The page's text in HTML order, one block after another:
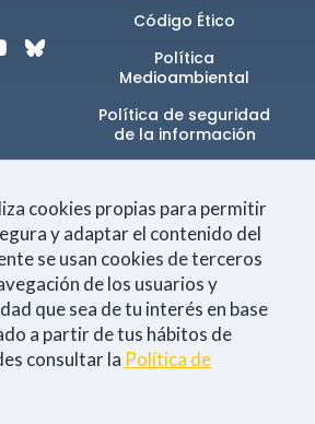
Código Ético
Política
Medioambiental
Política de seguridad
de la información​
a la comunidad
Eventos
Empleo
cookies propias para permitir
y adaptar el contenido del
se usan cookies de terceros
de los usuarios y
que sea de tu interés en base
a partir de tus hábitos de
consultar la Política de
posibilidad de
ofertas
personalizados.
NID